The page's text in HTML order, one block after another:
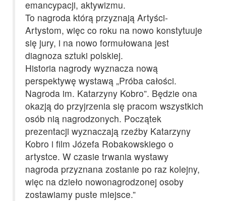
emancypacji, aktywizmu.
To nagroda którą przyznają Artyści-
Artystom, więc co roku na nowo konstytuuje
się jury, i na nowo formułowana jest
diagnoza sztuki polskiej.
Historia nagrody wyznacza nową
perspektywę wystawą „Próba całości.
Nagroda im. Katarzyny Kobro”. Będzie ona
okazją do przyjrzenia się pracom wszystkich
osób nią nagrodzonych. Początek
prezentacji wyznaczają rzeźby Katarzyny
Kobro i film Józefa Robakowskiego o
artystce. W czasie trwania wystawy
nagroda przyznana zostanie po raz kolejny,
więc na dzieło nowonagrodzonej osoby
zostawiamy puste miejsce.”